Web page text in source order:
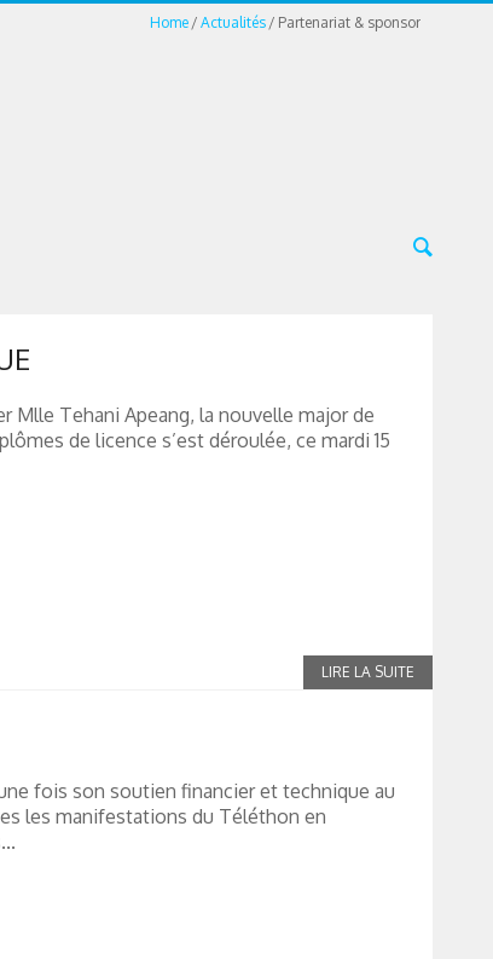
Home Actualités Partenariat & sponsor
Mlle Tehani Apeang, la nouvelle major de
de licence s’est déroulée, ce mardi 15
fois son soutien financier et technique au
les manifestations du Téléthon en